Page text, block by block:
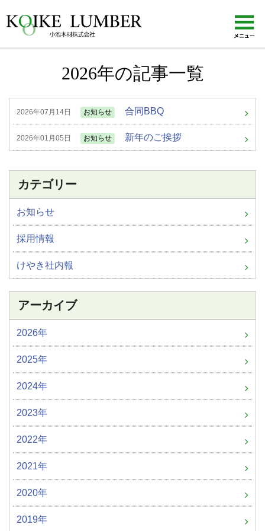
KOIKE LUMBER 小池木材株式会社
2026年の記事一覧
2026年07月14日 お知らせ 合同BBQ
2026年01月05日 お知らせ 新年のご挨拶
カテゴリー
お知らせ
採用情報
けやき社内報
アーカイブ
2026年
2025年
2024年
2023年
2022年
2021年
2020年
2019年